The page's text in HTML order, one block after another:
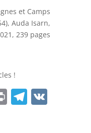
et Camps
Auda Isarn,
239 pages
!
PrT V